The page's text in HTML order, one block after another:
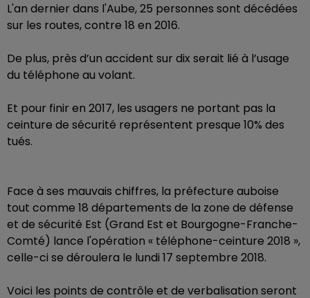
L'an dernier dans l'Aube, 25 personnes sont décédées
sur les routes, contre 18 en 2016.
De plus, près d’un accident sur dix serait lié à l’usage
du téléphone au volant.
Et pour finir en 2017, les usagers ne portant pas la
ceinture de sécurité représentent presque 10% des
tués.
Face à ses mauvais chiffres, la préfecture auboise
tout comme 18 départements de la zone de défense
et de sécurité Est (Grand Est et Bourgogne-Franche-
Comté) lance l'opération « téléphone-ceinture 2018 »,
celle-ci se déroulera le lundi 17 septembre 2018.
Voici les points de contrôle et de verbalisation seront